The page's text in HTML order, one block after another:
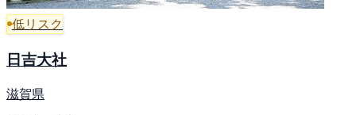
低リスク
日吉大社
滋賀県